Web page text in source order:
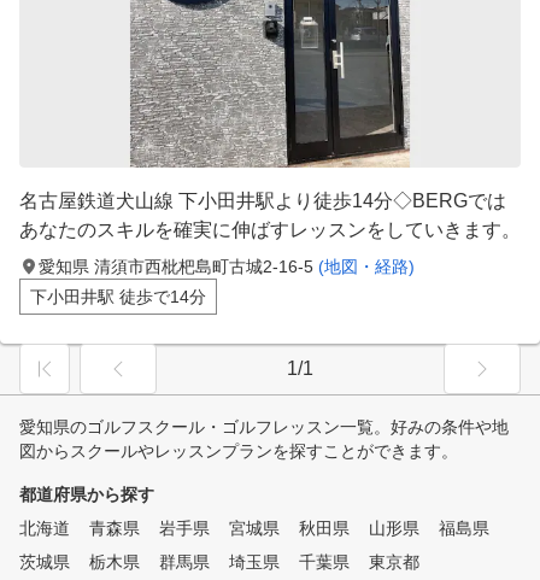
名古屋鉄道犬山線 下小田井駅より徒歩14分◇BERGでは
あなたのスキルを確実に伸ばすレッスンをしていきます。
愛知県 清須市西枇杷島町古城2-16-5 (地図・経路)
下小田井駅 徒歩で14分
1/1
愛知県のゴルフスクール・ゴルフレッスン一覧。好みの条件や地
図からスクールやレッスンプランを探すことができます。
都道府県から探す
北海道
青森県 岩手県 宮城県 秋田県 山形県
福島県
茨城県
栃木県 群馬県 埼玉県 千葉県
東京都